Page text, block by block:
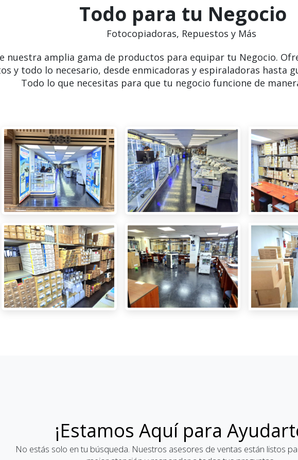
Todo para tu Negocio
Fotocopiadoras, Repuestos y Más
nuestra amplia gama de productos para equipar tu Negocio.
y todo lo necesario, desde enmicadoras y espiraladoras hasta
Todo lo que necesitas para que tu negocio funcione de
¡Estamos Aquí para
No estás solo en tu búsqueda. Nuestros asesores de ventas están listos